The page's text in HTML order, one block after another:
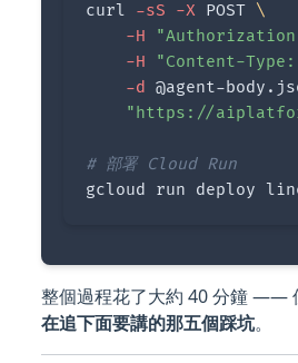
curl -sS -X POST \
-H
-H
"Content-
-d @agent-
"https://
# 部署 Cloud Run
gcloud run deploy
整個過程花了大約 40 分鐘 ——
在追下面要講的那五個踩坑。